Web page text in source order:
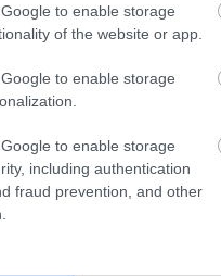
to enable storage
of the website or app.
to enable storage
to enable storage
including authentication
fraud prevention, and other
hogy figyelj a belső
sokat foglalkoztál mások
saját magad. Itt az
és újra összhangba